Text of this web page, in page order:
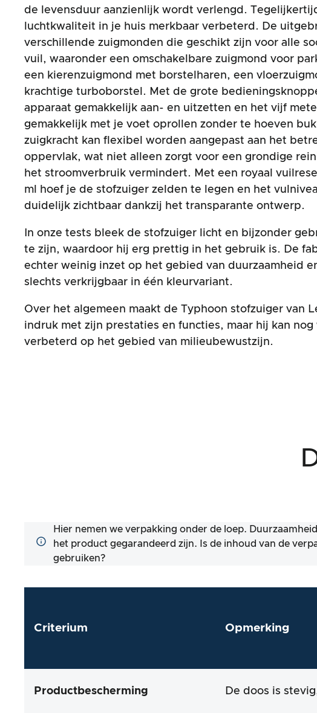
de levensduur aanzienlijk wordt verlengd.
luchtkwaliteit in je huis merkbaar verbeterd. De
verschillende zuigmonden die geschikt zijn voor alle
vuil, waaronder een omschakelbare zuigmond voor
een kierenzuigmond met borstelharen, een
krachtige turboborstel. Met de grote
apparaat gemakkelijk aan- en uitzetten en het vijf
gemakkelijk met je voet oprollen zonder te hoeven
zuigkracht kan flexibel worden aangepast aan het
oppervlak, wat niet alleen zorgt voor een grondige
het stroomverbruik vermindert. Met een royaal
ml hoef je de stofzuiger zelden te legen en het
duidelijk zichtbaar dankzij het transparante ontwerp.
In onze tests bleek de stofzuiger licht en bijzonder
te zijn, waardoor hij erg prettig in het gebruik is. De
echter weinig inzet op het gebied van duurzaamheid
slechts verkrijgbaar in één kleurvariant.
Over het algemeen maakt de Typhoon stofzuiger van
indruk met zijn prestaties en functies, maar hij kan nog
verbeterd op het gebied van milieubewustzijn.
Hier nemen we verpakking onder de loep.
het product gegarandeerd zijn. Is de inhoud van de
gebruiken?
Criterium Opmerking
Productbescherming De doos is